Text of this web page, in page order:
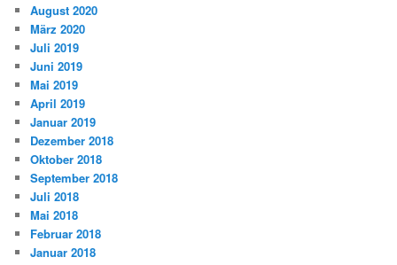
August 2020
März 2020
Juli 2019
Juni 2019
Mai 2019
April 2019
Januar 2019
Dezember 2018
Oktober 2018
September 2018
Juli 2018
Mai 2018
Februar 2018
Januar 2018